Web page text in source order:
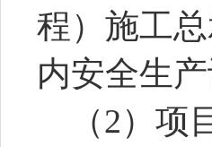
程） 施工
内安全生产
（2）项